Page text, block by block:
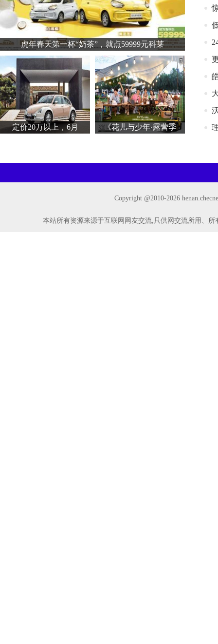
虎年春天第一杯“奶茶”，就点59999元科莱
定价20万以上，6月 《花儿与少年·露营季
Copyright @2010-2026
本站所有资源来源于互联网网友交流,只供网交流所用、